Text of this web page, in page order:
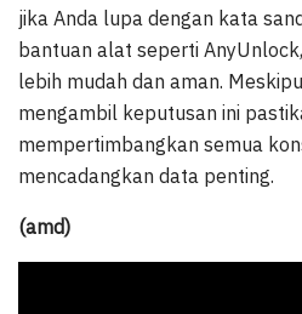
jika Anda lupa dengan kata
bantuan alat seperti
lebih mudah dan aman.
mengambil keputusan ini
mempertimbangkan semua
mencadangkan data penting.
(amd)